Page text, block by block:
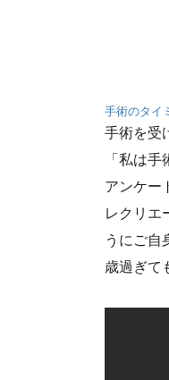
手術のタイ
手術を受
「私は
アンケー
レクリエ
うにご自
歳過ぎて